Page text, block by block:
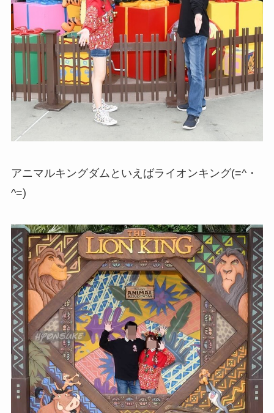
アニマルキングダムといえばライオンキング(=^・
^=)